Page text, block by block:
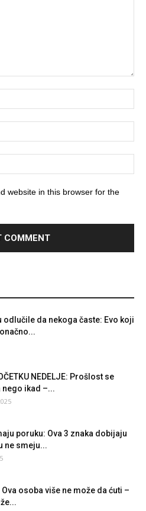
website in this browser for the
odlučile da nekoga časte: Evo koji
NEDELJE: Prošlost se
nego ikad –...
poruku: Ova 3 znaka dobijaju
ne smeju...
Ova osoba više ne može da ćuti –